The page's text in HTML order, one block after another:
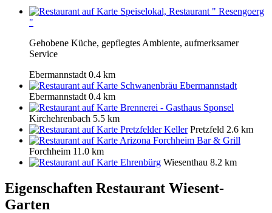
Speiselokal, Restaurant " Resengoerg
"
Gehobene Küche, gepflegtes Ambiente, aufmerksamer
Service
Ebermannstadt 0.4 km
Schwanenbräu Ebermannstadt
Ebermannstadt 0.4 km
Brennerei - Gasthaus Sponsel
Kirchehrenbach 5.5 km
Pretzfelder Keller Pretzfeld 2.6 km
Arizona Forchheim Bar & Grill
Forchheim 11.0 km
Ehrenbürg Wiesenthau 8.2 km
Eigenschaften Restaurant Wiesent-
Garten